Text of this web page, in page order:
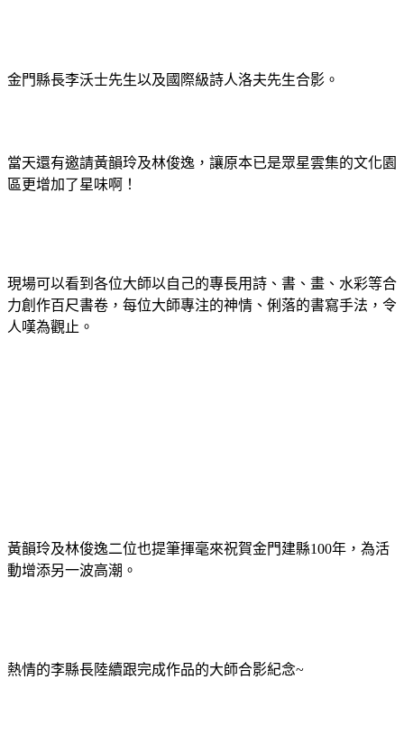
金門縣長李沃士先生以及國際級詩人洛夫先生合影。
當天還有邀請黃韻玲及林俊逸，讓原本已是眾星雲集的文化園
區更增加了星味啊！
現場可以看到各位大師以自己的專長用詩、書、畫、水彩等合
力創作百尺書卷，每位大師專注的神情、俐落的書寫手法，令
人嘆為觀止。
黃韻玲及林俊逸二位也提筆揮毫來祝賀金門建縣100年，為活
動增添另一波高潮。
熱情的李縣長陸續跟完成作品的大師合影紀念~